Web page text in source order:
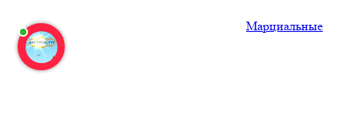
Марциальные